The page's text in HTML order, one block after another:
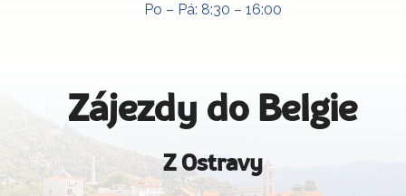
Po – Pá: 8:30 – 16:00
Zájezdy do Belgie
Z Ostravy